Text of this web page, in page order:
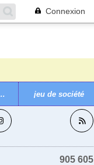
Connexion
jeu de société
905 605